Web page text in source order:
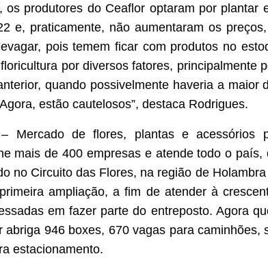
os produtores do Ceaflor optaram por plantar
e, praticamente, não aumentaram os
pois temem ficar com produtos no
por diversos fatores, principalmente
quando possivelmente haveria a maior
estão cautelosos”, destaca Rodrigues.
Mercado de flores, plantas e acessórios
mais de 400 empresas e atende todo o
no Circuito das Flores, na região de
ampliação, a fim de atender à
em fazer parte do entreposto. Agora
abriga 946 boxes, 670 vagas para caminhões,
estacionamento.